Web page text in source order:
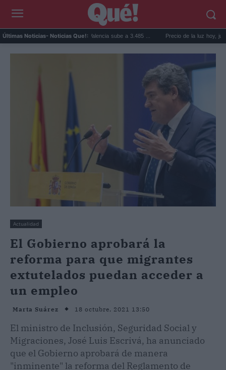
Últimas Noticias- Noticias Que!:
precio de la vivienda en Valencia sube a 3.485 ... Precio de la luz hoy, jueves 6
Actualidad
El Gobierno aprobará la
reforma para que migrantes
extutelados puedan acceder a
un empleo
Marta Suárez 18 octubre, 2021 13:50
El ministro de Inclusión, Seguridad Social y
Migraciones, José Luis Escrivá, ha anunciado
que el Gobierno aprobará de manera
"inminente" la reforma del Reglamento de